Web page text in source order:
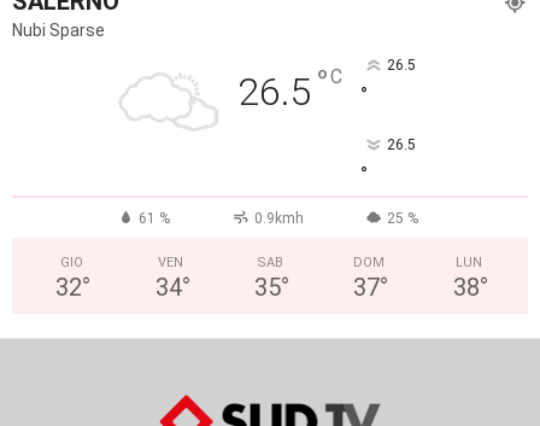
Nubi Sparse
26.5 °C 26.5
°
26.5
°
61 % 0.9kmh 25 %
GIO
32°
VEN
34°
SAB
35°
DOM
37°
LUN
38°